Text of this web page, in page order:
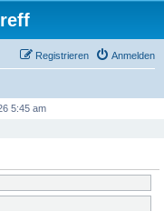
Anmelden
Registrieren
5:45 am